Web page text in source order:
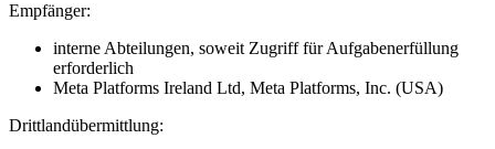
Empfänger:
interne Abteilungen, soweit Zugriff für Aufgabenerfüllung
erforderlich
Meta Platforms Ireland Ltd, Meta Platforms, Inc. (USA)
Drittlandübermittlung: